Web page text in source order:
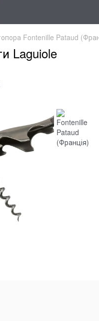
Fontenille Pataud
Laguiole